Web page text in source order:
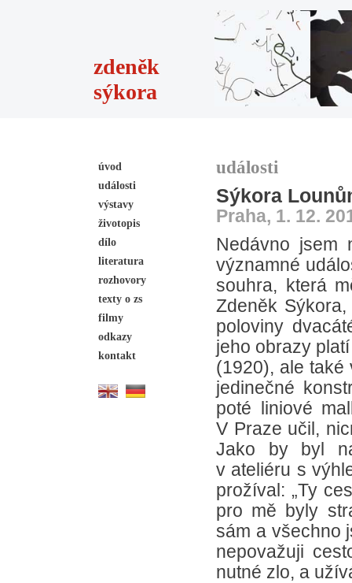
zdeněk
sýkora
úvod
události
výstavy
životopis
dílo
literatura
rozhovory
texty o zs
filmy
odkazy
kontakt
události
Sýkora
Praha, 1. 12.
Nedávno jsem
významné
souhra, která
Zdeněk
poloviny
jeho obrazy
(1920), ale
jedinečné
poté liniové
V Praze učil,
Jako by byl
v ateliéru s
prožíval: „Ty
pro mě byly
sám a všechno
nepovažuji
nutné zlo, a